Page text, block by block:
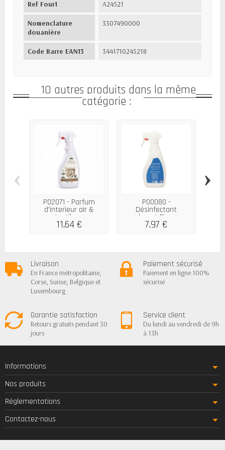
Ref Four1 A24521
Nomenclature
douanière
3307490000
Code Barre EAN13 3441710245218
10 autres produits dans la même
catégorie :
P02071 - Parfum
d'interieur air &
textiles...
11,64 €
P00080 -
Désinfectant
surodorant Douceur...
7,97 €
‹ ›
Livraison
En France métropolitaine,
Corse, Suisse, Belgique et
Luxembourg
Paiement sécurisé
Paiement en ligne 100%
sécurisé
Garantie satisfaction
Retours gratuits pendant 30
jours
Service client
Du lundi au vendredi de 9h
à 13h
Informations
Nos produits
Réglementations
Contactez-nous